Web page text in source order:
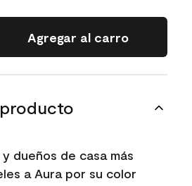
Agregar al carro
dueños de casa más
a Aura por su color